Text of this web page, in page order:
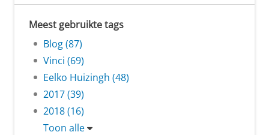
Meest gebruikte tags
Blog (87)
Vinci (69)
Eelko Huizingh (48)
2017 (39)
2018 (16)
Toon alle